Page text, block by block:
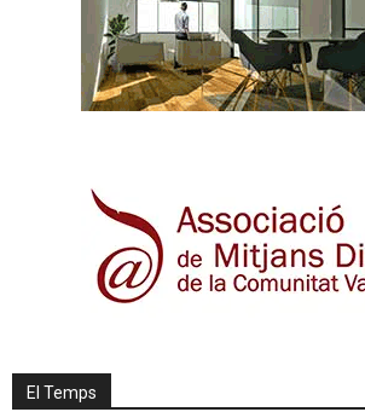
El Temps